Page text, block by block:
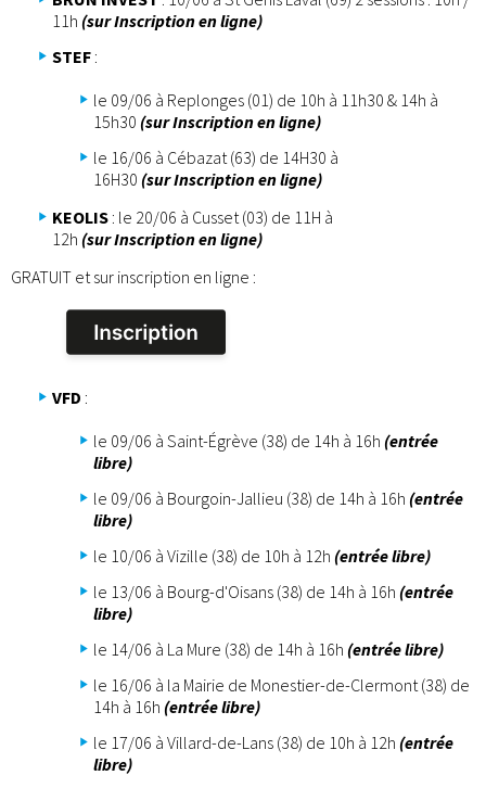
11h (sur Inscription en ligne)
STEF :
le 09/06 à Replonges (01) de 10h à 11h30 & 14h à
15h30 (sur Inscription en ligne)
le 16/06 à Cébazat (63) de 14H30 à
16H30 (sur Inscription en ligne)
KEOLIS : le 20/06 à Cusset (03) de 11H à
12h (sur Inscription en ligne)
GRATUIT et sur inscription en ligne :
VFD :
le 09/06 à Saint-Égrève (38) de 14h à 16h (entrée
libre)
le 09/06 à Bourgoin-Jallieu (38) de 14h à 16h (entrée
libre)
le 10/06 à Vizille (38) de 10h à 12h (entrée libre)
le 13/06 à Bourg-d'Oisans (38) de 14h à 16h (entrée
libre)
le 14/06 à La Mure (38) de 14h à 16h (entrée libre)
le 16/06 à la Mairie de Monestier-de-Clermont (38) de
14h à 16h (entrée libre)
le 17/06 à Villard-de-Lans (38) de 10h à 12h (entrée
libre)